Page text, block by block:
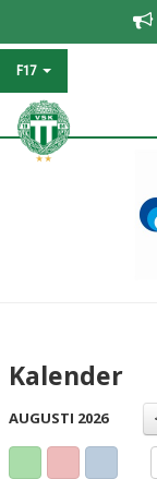
F17
HEM
Kalender
AUGUSTI 2026